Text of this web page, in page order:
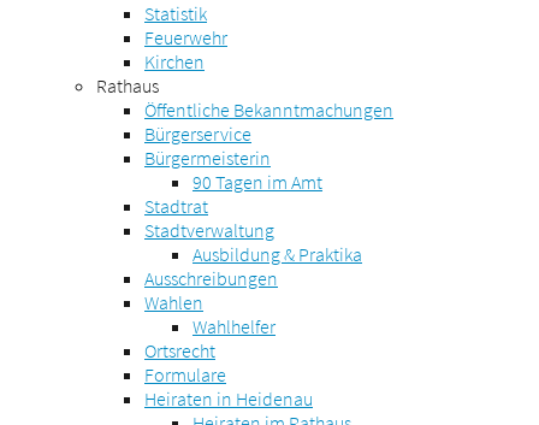
Statistik
Feuerwehr
Kirchen
Rathaus
Öffentliche Bekanntmachungen
Bürgerservice
Bürgermeisterin
90 Tagen im Amt
Stadtrat
Stadtverwaltung
Ausbildung & Praktika
Ausschreibungen
Wahlen
Wahlhelfer
Ortsrecht
Formulare
Heiraten in Heidenau